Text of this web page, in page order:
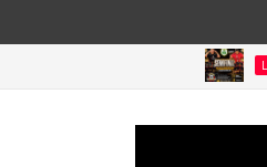
LOCAIS